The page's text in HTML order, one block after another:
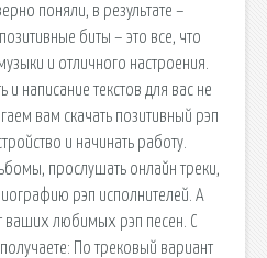
поняли, в результате –
биты – это все, что
и отличного настроения.
и написание текстов для вас не
вам скачать позитивный рэп
и начинать работу.
прослушать онлайн треки,
рэп исполнителей. А
ваших любимых рэп песен. С
По трековый вариант